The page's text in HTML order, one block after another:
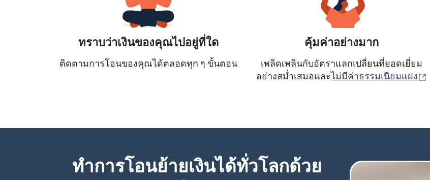
ทราบว่าเงินของคุณไปอยู่ที่ใด
ติดตามการโอนของคุณได้ตลอดทุก ๆ ขั้นตอน
คุ้มค่าอย่างมาก
เพลิดเพลินกับอัตราแลกเปลี่ยนที่ยอดเยี่ยม
อย่างสม่ำเสมอและ ไม่มีค่าธรรมเนียมแฝง
ทำการโอนย้ายเงินได้ทั่วโลกด้วย